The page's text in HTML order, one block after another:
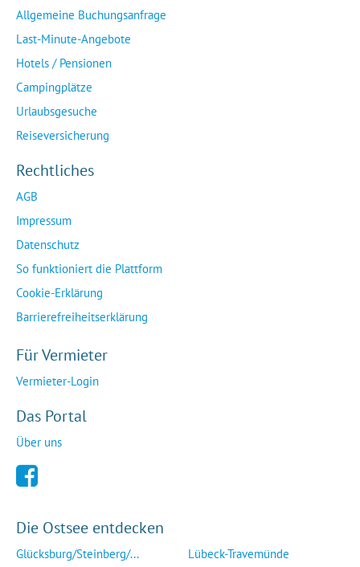
Allgemeine Buchungsanfrage
Last-Minute-Angebote
Hotels / Pensionen
Campingplätze
Urlaubsgesuche
Reiseversicherung
Rechtliches
AGB
Impressum
Datenschutz
So funktioniert die Plattform
Cookie-Erklärung
Barrierefreiheitserklärung
Für Vermieter
Vermieter-Login
Das Portal
Über uns
Die Ostsee entdecken
Glücksburg/Steinberg/... Lübeck-Travemünde